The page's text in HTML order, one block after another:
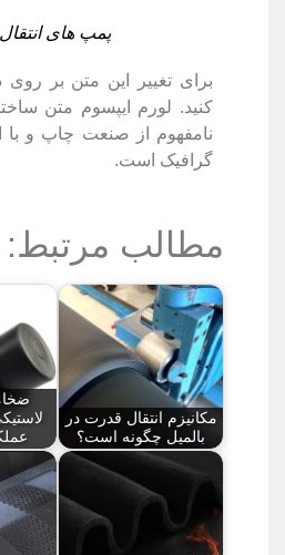
پمپ های
برای تغییر این متن بر
کنید. لورم ایپسوم متن
نامفهوم از صنعت چاپ و با
گرافیک است.
مطالب مرتبط:
مکانیزم انتقال قدرت در
بالمیل چگونه است؟